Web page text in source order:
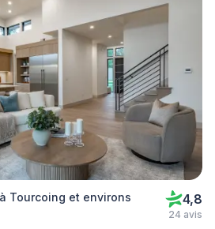
Tourcoing et environs 4,8
24 avis